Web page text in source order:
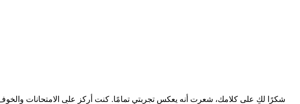
شكرًا لكِ على كلامك، شعرت أنه يعكس تجربتي تمامًا. كنت أركز على الامتحانات